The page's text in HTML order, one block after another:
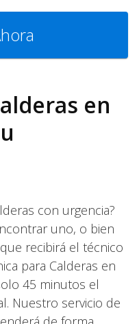
en
con urgencia?
uno, o bien
recibirá el técnico
para Calderas en
45 minutos el
Nuestro servicio de